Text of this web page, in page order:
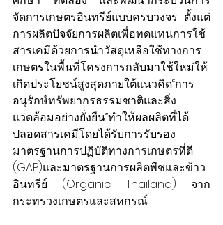
จัดการเกษตรอินทรีย์แบบครบวงจร ตั้งแต่
การผลิตปัจจัยการผลิตเพื่อทดแทนการใช้
สารเคมีด้วยการนำวัสดุเหลือใช้ทางการ
เกษตรในพื้นที่โครงการกลับมาใช้ใหม่ให้
เกิดประโยชน์สูงสุดภายใต้แนวคิด“การ
อนุรักษ์ทรัพยากรธรรมชาติและสิ่ง
แวดล้อมอย่างยั่งยืน”ทำให้ผลผลิตที่ได้
ปลอดสารเคมีโดยได้รับการรับรอง
มาตรฐานการปฏิบัติทางการเกษตรที่ดี
(GAP)และมาตรฐานการผลิตพืชและข้าว
อินทรีย์ (Organic Thailand) จาก
กระทรวงเกษตรและสหกรณ์